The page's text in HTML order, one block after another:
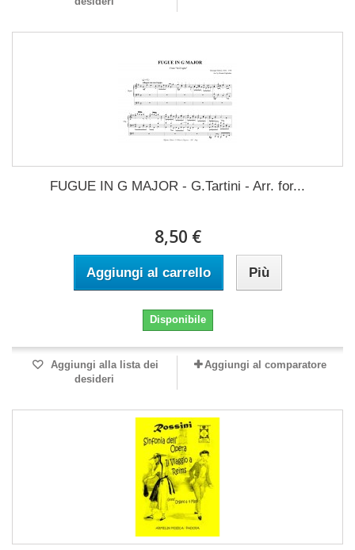
FUGUE IN G MAJOR - G.Tartini - Arr. for...
8,50 €
Aggiungi al carrello Più
Disponibile
Aggiungi alla lista dei
desideri
Aggiungi al comparatore